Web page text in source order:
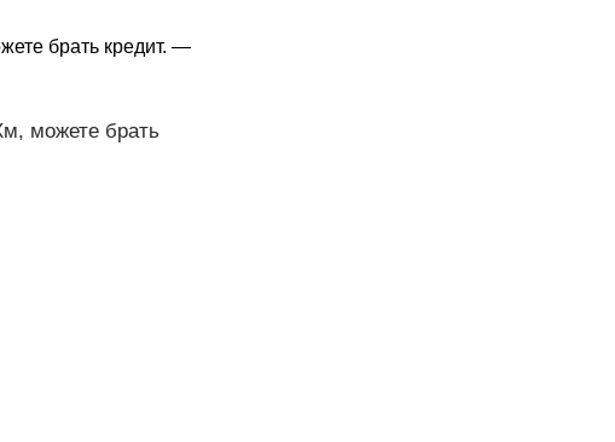
брать кредит. —
можете брать